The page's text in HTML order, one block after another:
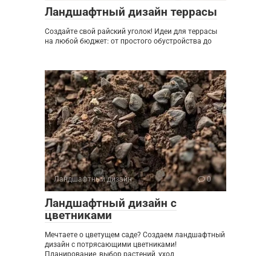
Ландшафтный дизайн террасы
Создайте свой райский уголок! Идеи для террасы
на любой бюджет: от простого обустройства до
Ландшафтный дизайн 0
Ландшафтный дизайн с
цветниками
Мечтаете о цветущем саде? Создаем ландшафтный
дизайн с потрясающими цветниками!
Планирование, выбор растений, уход